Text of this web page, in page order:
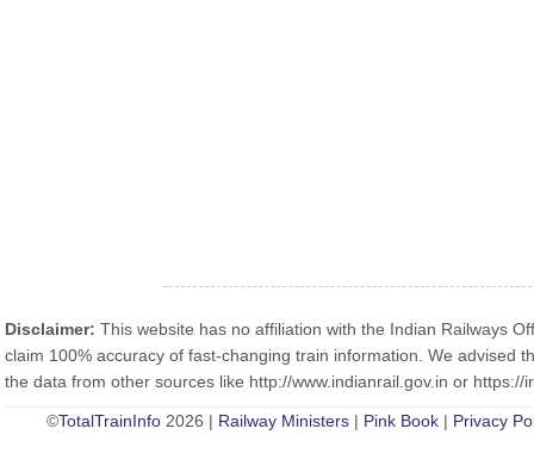
Disclaimer: This website has no affiliation with the Indian Railways
claim 100% accuracy of fast-changing train information. We advised
the data from other sources like http://www.indianrail.gov.in or https://
©TotalTrainInfo2026 | Railway Ministers| Pink Book| Privacy